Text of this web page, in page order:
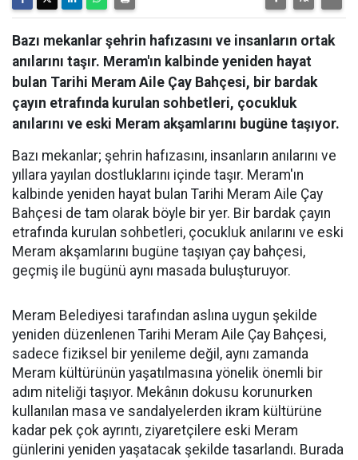
Bazı mekanlar şehrin hafızasını ve insanların ortak
anılarını taşır. Meram'ın kalbinde yeniden hayat
bulan Tarihi Meram Aile Çay Bahçesi, bir bardak
çayın etrafında kurulan sohbetleri, çocukluk
anılarını ve eski Meram akşamlarını bugüne taşıyor.
Bazı mekanlar; şehrin hafızasını, insanların anılarını ve
yıllara yayılan dostluklarını içinde taşır. Meram'ın
kalbinde yeniden hayat bulan Tarihi Meram Aile Çay
Bahçesi de tam olarak böyle bir yer. Bir bardak çayın
etrafında kurulan sohbetleri, çocukluk anılarını ve eski
Meram akşamlarını bugüne taşıyan çay bahçesi,
geçmiş ile bugünü aynı masada buluşturuyor.
Meram Belediyesi tarafından aslına uygun şekilde
yeniden düzenlenen Tarihi Meram Aile Çay Bahçesi,
sadece fiziksel bir yenileme değil, aynı zamanda
Meram kültürünün yaşatılmasına yönelik önemli bir
adım niteliği taşıyor. Mekânın dokusu korunurken
kullanılan masa ve sandalyelerden ikram kültürüne
kadar pek çok ayrıntı, ziyaretçilere eski Meram
günlerini yeniden yaşatacak şekilde tasarlandı. Burada